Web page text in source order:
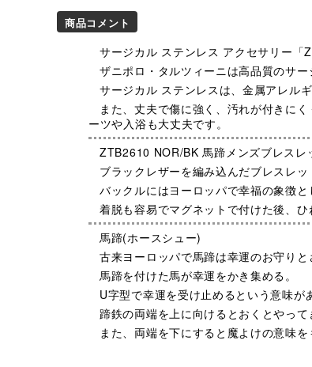
商品コメント
サージカル ステンレス アクセサリー「
ザニポロ・タルツィーニは高品質のサ
サージカル ステンレスは、金属アレル
また、丈夫で傷に強く、汚れが付きに
ーツや入浴も大丈夫です。
ZTB2610 NOR/BK 馬蹄メンズブレスレ
ブラックレザーを編み込んだブレスレッ
バックルにはヨーロッパで幸福の象徴
着脱も容易でマグネットで付けた後、ひ
馬蹄(ホースシュー)
古来ヨーロッパで馬蹄は幸運のお守りと
馬蹄を付けた馬が幸運をかき集める。
U字型で幸運を受け止めるという意味が
蹄鉄の両端を上に向けるとおくとやって
また、両端を下にすると魔よけの意味を